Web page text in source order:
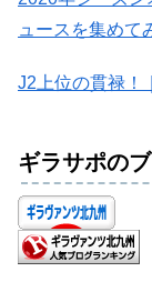
ュースを集めて
J2上位の貫禄！
ギラサポの